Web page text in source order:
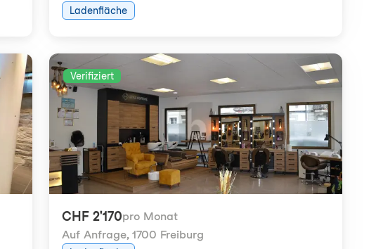
Ladenfläche
Verifiziert
CHF 2'170pro Monat
Auf Anfrage, 1700 Freiburg